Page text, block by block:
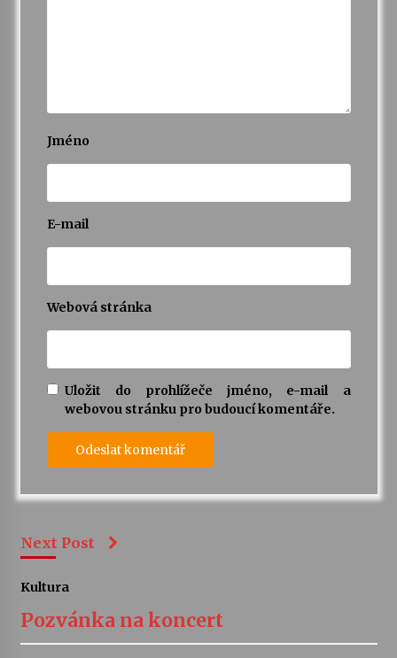
Jméno
E-mail
Webová stránka
Uložit do prohlížeče jméno, e-mail a
webovou stránku pro budoucí komentáře.
Next Post
Kultura
Pozvánka na koncert